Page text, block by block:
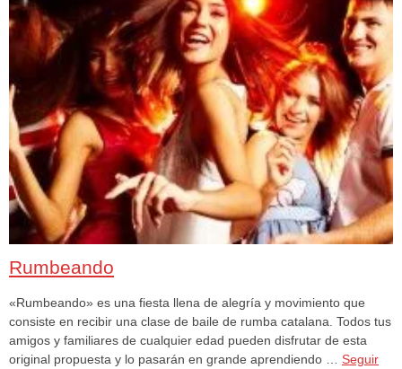
Rumbeando
«Rumbeando» es una fiesta llena de alegría y movimiento que
consiste en recibir una clase de baile de rumba catalana. Todos tus
amigos y familiares de cualquier edad pueden disfrutar de esta
original propuesta y lo pasarán en grande aprendiendo … Seguir